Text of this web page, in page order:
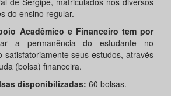
do ensino regular.
Acadêmico e Financeiro tem por
a permanência do estudante no
satisfatoriamente seus estudos, através
(bolsa) financeira.
disponibilizadas: 60 bolsas.